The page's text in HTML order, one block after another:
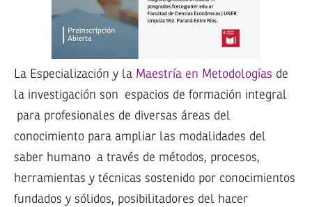
La Especialización y la Maestría en Metodologías de
la investigación son espacios de formación integral
para profesionales de diversas áreas del
conocimiento para ampliar las modalidades del
saber humano a través de métodos, procesos,
herramientas y técnicas sostenido por conocimientos
fundados y sólidos, posibilitadores del hacer